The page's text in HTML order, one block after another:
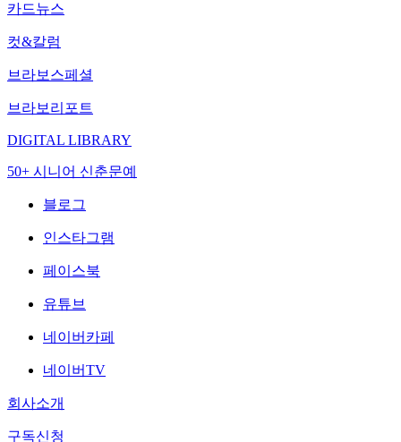
카드뉴스
컷&칼럼
브라보스페셜
브라보리포트
DIGITAL LIBRARY
50+ 시니어 신춘문예
블로그
인스타그램
페이스북
유튜브
네이버카페
네이버TV
회사소개
구독신청